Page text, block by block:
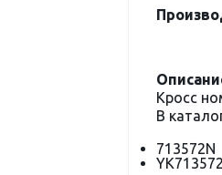
Кросс
В
713572N